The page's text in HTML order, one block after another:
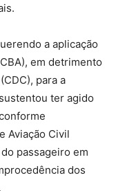
a aplicação
em detrimento
para a
ter agido
Aviação Civil
passageiro em
dos